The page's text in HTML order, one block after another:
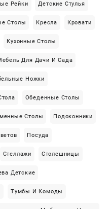
Рейки Детские Стулья
Столы Кресла Кровати
Кухонные Столы
Для Дачи И Сада
Ножки
Обеденные Столы
Столы Подоконники
Посуда
Стеллажи Столешницы
Детские
Тумбы И Комоды